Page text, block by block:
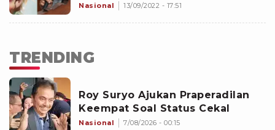
Ini
Nasional 13/09/2022 - 17:51
TRENDING
Roy Suryo Ajukan Praperadilan
Keempat Soal Status Cekal
Nasional 7/08/2026 - 00:15